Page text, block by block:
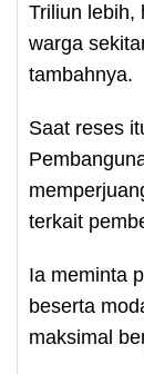
Triliun lebih,
warga
tambahnya.
Saat reses
terkait
Ia meminta
beserta
maksimal